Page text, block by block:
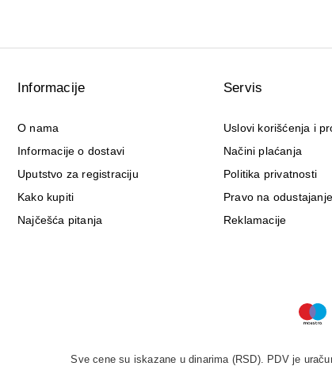
Informacije
O nama
Informacije o dostavi
Uputstvo za registraciju
Kako kupiti
Najčešća pitanja
Servis
Uslovi korišćenja i
Načini plaćanja
Politika privatnosti
Pravo na odustajanje
Reklamacije
Sve cene su iskazane u dinarima (RSD). PDV je